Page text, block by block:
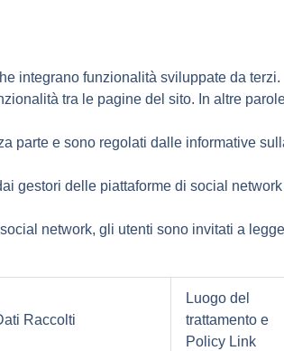
integrano funzionalità sviluppate da terzi.
tra le pagine del sito. In altre
parte e sono regolati dalle informative
gestori delle piattaforme di social
network, gli utenti sono invitati a
Raccolti
Luogo del
trattamento e
Policy Link